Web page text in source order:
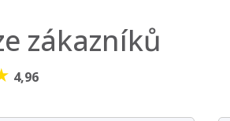
zákazníků
4,96